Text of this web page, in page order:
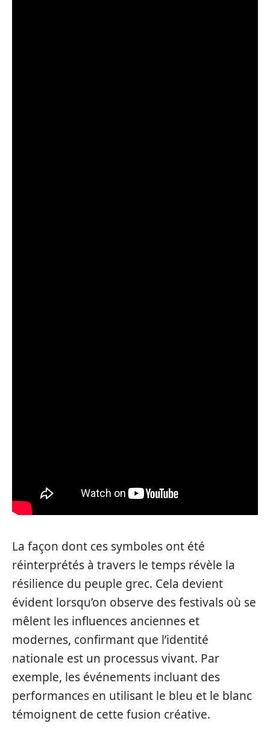
La façon dont ces symboles ont été
réinterprétés à travers le temps révèle la
résilience du peuple grec. Cela devient
évident lorsqu’on observe des festivals où se
mêlent les influences anciennes et
modernes, confirmant que l’identité
nationale est un processus vivant. Par
exemple, les événements incluant des
performances en utilisant le bleu et le blanc
témoignent de cette fusion créative.